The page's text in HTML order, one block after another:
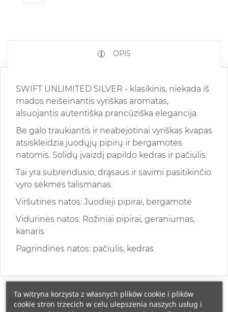
OPIS
SWIFT UNLIMITED SILVER - klasikinis, niekada iš
mados neišeinantis vyriškas aromatas,
alsuojantis autentiška prancūziška elegancija.
Be galo traukiantis ir neabejotinai vyriškas kvapas
atsiskleidzia juodųjų pipirų ir bergamotės
natomis. Solidų įvaizdį papildo kedras ir pačiulis.
Tai yra subrendusio, drąsaus ir savimi pasitikinčio
vyro sėkmės talismanas.
Viršutinės natos: Juodieji pipirai, bergamotė
Vidurinės natos: Rožiniai pipirai, geraniumas,
kanaris
Pagrindinės natos: pačiulis, kedras
RECENZJE
Ta witryna korzysta z własnych plików cookie i plików
cookie stron trzecich w celu ulepszenia naszych usług i